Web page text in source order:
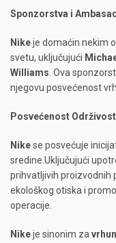
Sponzorstva i
Nikeje domaćin nekim
svetu, uključujući
Williams. Ova
njegovu posvećenost
Posvećenost
Nikese posvećuje
sredine.Uključujući
prihvatljivih proizvodnih
ekološkog otiska i
operacije.
Nikeje sinonim za